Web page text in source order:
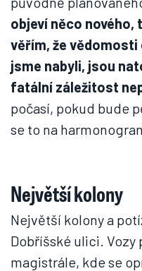
objeví něco
věřím, že
jsme nabyli, jsou
fatální záležitost
počasí, pokud bude
se to na
Největší kolony
Největší kolony a
Dobříšské ulici. Vozy
magistrále, kde se